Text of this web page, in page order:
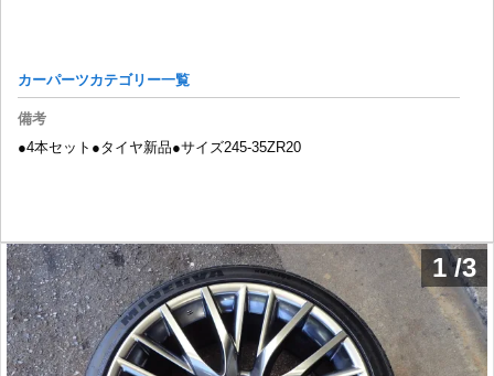
カーパーツカテゴリー一覧
備考
●4本セット●タイヤ新品●サイズ245-35ZR20
1/3